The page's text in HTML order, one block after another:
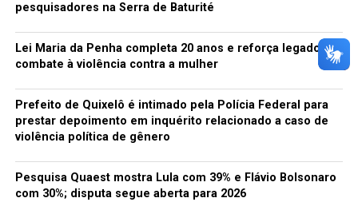
Quando a empresa foi questionada sobre o vazamento,
um representante do Tinder diz que a companhia
implementou recursos adicionais de segurança para
evitar uso indevido do aplicativo, embora não diga quais
foram essas medidas.
O Tinder também apontou que as fotos que são
podem ser vistas por quaisquer outros usuários do
aplicativo. No entanto, é óbvio que a plataforma não foi
pesquisadores na Serra de Baturité
Lei Maria da Penha completa 20 anos e reforça legado no
combate à violência contra a mulher
Prefeito de Quixelô é intimado pela Polícia Federal para
prestar depoimento em inquérito relacionado a caso de
violência política de gênero
Pesquisa Quaest mostra Lula com 39% e Flávio Bolsonaro
com 30%; disputa segue aberta para 2026